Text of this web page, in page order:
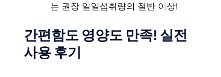
는 권장 일일섭취량의 절반 이상!
간편함도 영양도 만족! 실전
사용 후기